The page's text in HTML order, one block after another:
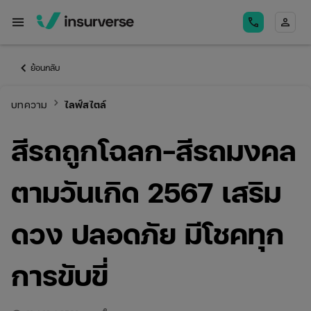
menu call person
keyboard_arrow_left ย้อนกลับ
บทความ keyboard_arrow_right ไลฟ์สไตล์
สีรถถูกโฉลก-สีรถมงคล
ตามวันเกิด 2567 เสริม
ดวง ปลอดภัย มีโชคทุก
การขับขี่